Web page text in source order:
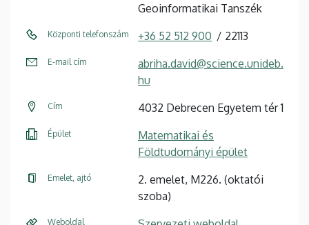
Geoinformatikai Tanszék
Központi telefonszám +36 52 512 900 22113
E-mail cím
abriha.david@science.unideb.
hu
Cím 4032 Debrecen Egyetem tér 1
Épület
Matematikai és
Földtudományi épület
Emelet, ajtó
2. emelet, M226. (oktatói
szoba)
Weboldal